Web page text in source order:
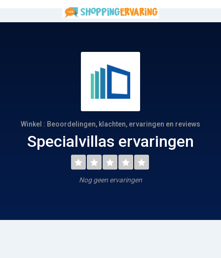
Winkel : Beoordelingen, klachten, ervaringen en reviews
Specialvillas ervaringen
Nog geen ervaringen